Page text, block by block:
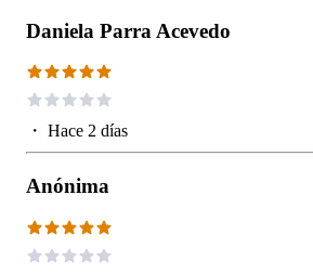
Daniela Parra Acevedo
・ Hace 2 días
Anónima